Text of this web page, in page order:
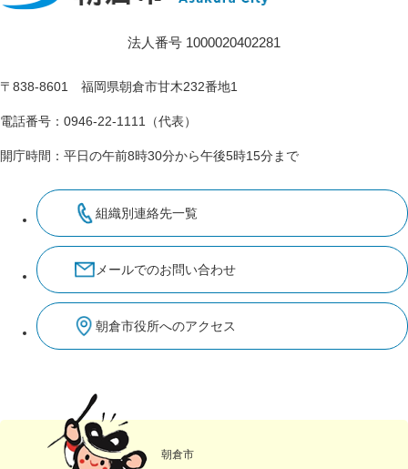
法人番号 1000020402281
〒838-8601 福岡県朝倉市甘木232番地1
電話番号：0946-22-1111（代表）
開庁時間：平日の午前8時30分から午後5時15分まで
組織別連絡先一覧
メールでのお問い合わせ
朝倉市役所へのアクセス
朝倉市